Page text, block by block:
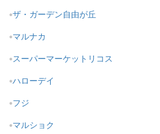
ザ・ガーデン自由が丘
マルナカ
スーパーマーケットリコス
ハローデイ
フジ
マルショク